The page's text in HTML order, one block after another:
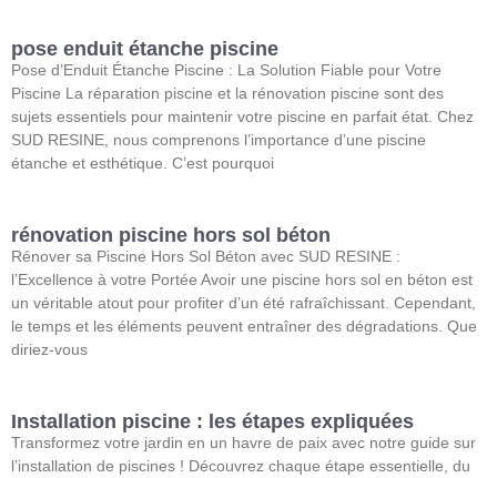
pose enduit étanche piscine
Pose d’Enduit Étanche Piscine : La Solution Fiable pour Votre
Piscine La réparation piscine et la rénovation piscine sont des
sujets essentiels pour maintenir votre piscine en parfait état. Chez
SUD RESINE, nous comprenons l’importance d’une piscine
étanche et esthétique. C’est pourquoi
rénovation piscine hors sol béton
Rénover sa Piscine Hors Sol Béton avec SUD RESINE :
l’Excellence à votre Portée Avoir une piscine hors sol en béton est
un véritable atout pour profiter d’un été rafraîchissant. Cependant,
le temps et les éléments peuvent entraîner des dégradations. Que
diriez-vous
Installation piscine : les étapes expliquées
Transformez votre jardin en un havre de paix avec notre guide sur
l’installation de piscines ! Découvrez chaque étape essentielle, du